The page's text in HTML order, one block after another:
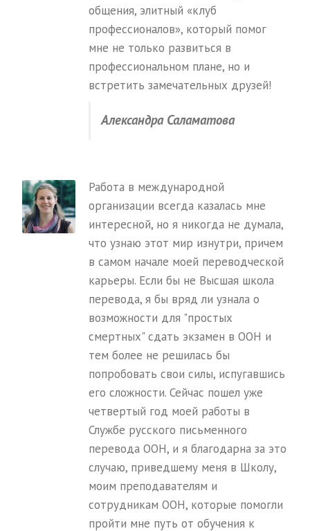
общения, элитный «клуб
профессионалов», который помог
мне не только развиться в
профессиональном плане, но и
встретить замечательных друзей!
Александра Саламатова
Работа в международной
организации всегда казалась мне
интересной, но я никогда не думала,
что узнаю этот мир изнутри, причем
в самом начале моей переводческой
карьеры. Если бы не Высшая школа
перевода, я бы вряд ли узнала о
возможности для "простых
смертных" сдать экзамен в ООН и
тем более не решилась бы
попробовать свои силы, испугавшись
его сложности. Сейчас пошел уже
четвертый год моей работы в
Службе русского письменного
перевода ООН, и я благодарна за это
случаю, приведшему меня в Школу,
моим преподавателям и
сотрудникам ООН, которые помогли
пройти мне путь от обучения к